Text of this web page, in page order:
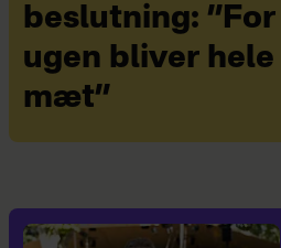
beslutning:
ugen bliver
mæt”